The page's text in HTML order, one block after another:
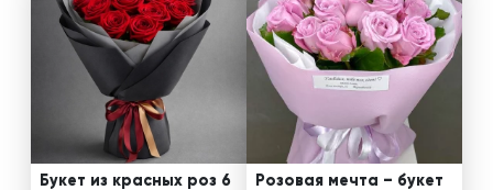
Букет из красных роз 6
Розовая мечта – букет